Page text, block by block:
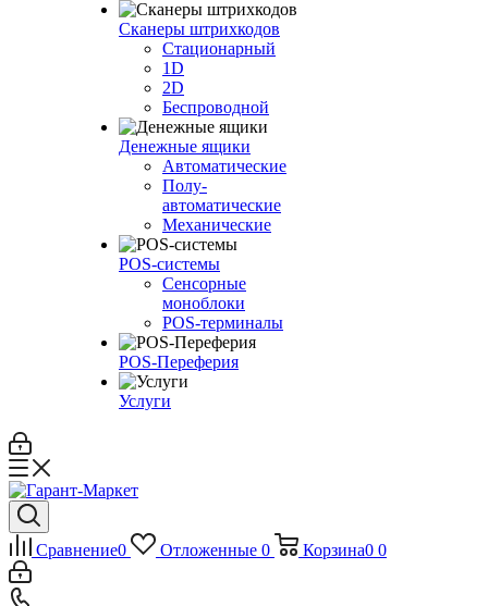
Сканеры штрихкодов
Стационарный
1D
2D
Беспроводной
Денежные ящики
Автоматические
Полу-
автоматические
Механические
POS-системы
Сенсорные
моноблоки
POS-терминалы
POS-Переферия
Услуги
Сравнение0 Отложенные 0 Корзина0 0